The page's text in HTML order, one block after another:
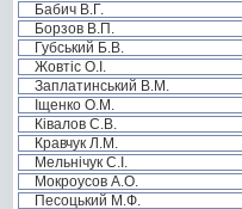
Бабич В.Г.
Борзов В.П.
Губський Б.В.
Жовтіс О.І.
Заплатинський В.М.
Іщенко О.М.
Ківалов С.В.
Кравчук Л.М.
Мельнічук С.І.
Мокроусов А.О.
Песоцький М.Ф.